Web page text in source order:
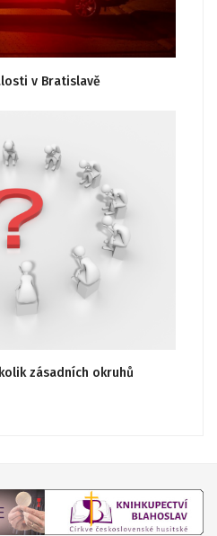
v Bratislavě
zásadních okruhů